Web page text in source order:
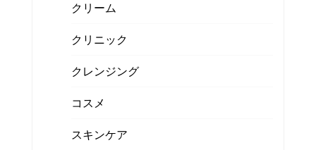
クリーム
クリニック
クレンジング
コスメ
スキンケア